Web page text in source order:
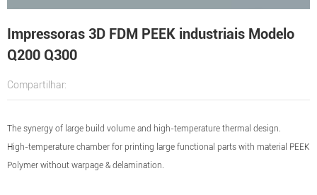
Impressoras 3D FDM PEEK industriais Modelo
Q200 Q300
Compartilhar:
The synergy of large build volume and high-temperature thermal design.
High-temperature chamber for printing large functional parts with material PEEK
Polymer without warpage & delamination.